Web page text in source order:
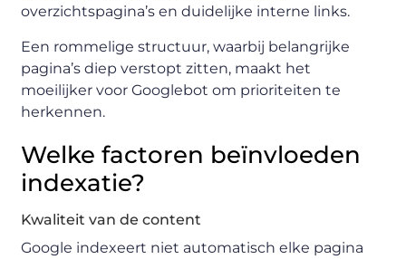
overzichtspagina’s en duidelijke interne links.
Een rommelige structuur, waarbij belangrijke
pagina’s diep verstopt zitten, maakt het
moeilijker voor Googlebot om prioriteiten te
herkennen.
Welke factoren beïnvloeden
indexatie?
Kwaliteit van de content
Google indexeert niet automatisch elke pagina